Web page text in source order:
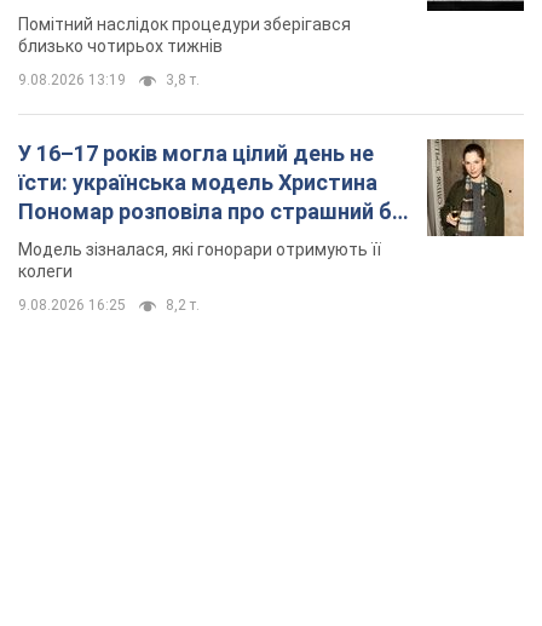
місяць
Помітний наслідок процедури зберігався
близько чотирьох тижнів
9.08.2026 13:19 3,8 т.
У 16–17 років могла цілий день не
їсти: українська модель Христина
Пономар розповіла про страшний бік
модельної кар’єри
Модель зізналася, які гонорари отримують її
колеги
9.08.2026 16:25 8,2 т.